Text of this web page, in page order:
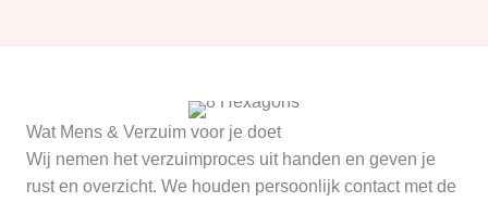
Wat Mens & Verzuim voor je doet
Wij nemen het verzuimproces uit handen en geven je
rust en overzicht. We houden persoonlijk contact met de